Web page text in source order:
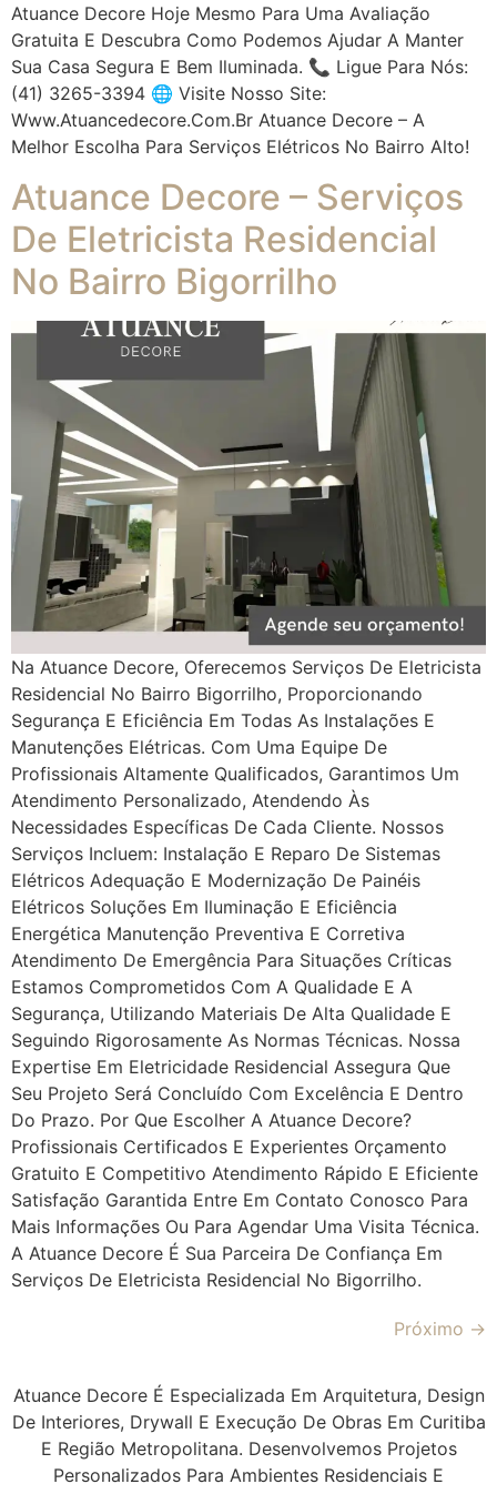
Atuance Decore Hoje Mesmo Para Uma Avaliação
Gratuita E Descubra Como Podemos Ajudar A Manter
Sua Casa Segura E Bem Iluminada. 📞 Ligue Para Nós:
(41) 3265-3394 🌐 Visite Nosso Site:
Www.atuancedecore.com.br Atuance Decore – A
Melhor Escolha Para Serviços Elétricos No Bairro Alto!
Atuance Decore – Serviços
De Eletricista Residencial
No Bairro Bigorrilho
Na Atuance Decore, Oferecemos Serviços De Eletricista
Residencial No Bairro Bigorrilho, Proporcionando
Segurança E Eficiência Em Todas As Instalações E
Manutenções Elétricas. Com Uma Equipe De
Profissionais Altamente Qualificados, Garantimos Um
Atendimento Personalizado, Atendendo Às
Necessidades Específicas De Cada Cliente. Nossos
Serviços Incluem: Instalação E Reparo De Sistemas
Elétricos Adequação E Modernização De Painéis
Elétricos Soluções Em Iluminação E Eficiência
Energética Manutenção Preventiva E Corretiva
Atendimento De Emergência Para Situações Críticas
Estamos Comprometidos Com A Qualidade E A
Segurança, Utilizando Materiais De Alta Qualidade E
Seguindo Rigorosamente As Normas Técnicas. Nossa
Expertise Em Eletricidade Residencial Assegura Que
Seu Projeto Será Concluído Com Excelência E Dentro
Do Prazo. Por Que Escolher A Atuance Decore?
Profissionais Certificados E Experientes Orçamento
Gratuito E Competitivo Atendimento Rápido E Eficiente
Satisfação Garantida Entre Em Contato Conosco Para
Mais Informações Ou Para Agendar Uma Visita Técnica.
A Atuance Decore É Sua Parceira De Confiança Em
Serviços De Eletricista Residencial No Bigorrilho.
Próximo →
Atuance Decore É Especializada Em Arquitetura, Design
De Interiores, Drywall E Execução De Obras Em Curitiba
E Região Metropolitana. Desenvolvemos Projetos
Personalizados Para Ambientes Residenciais E